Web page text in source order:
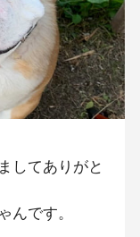
してありがと
んです。